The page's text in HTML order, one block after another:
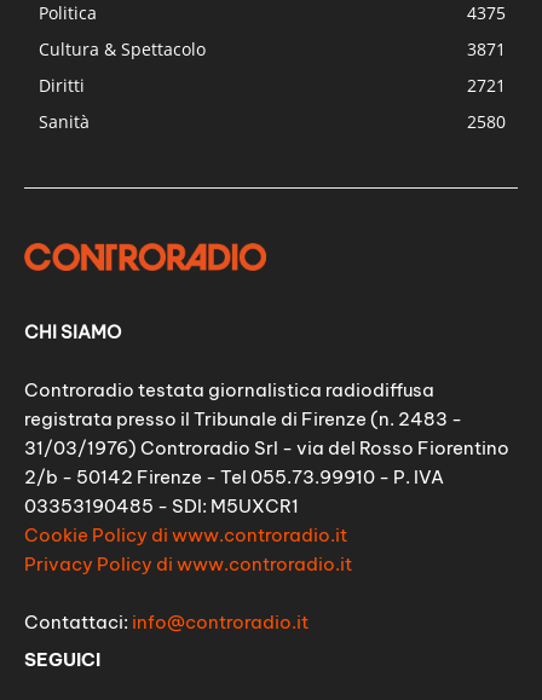
Politica
4375
Cultura & Spettacolo
3871
Diritti
2721
Sanità
2580
CHI SIAMO
Controradio testata giornalistica radiodiffusa
registrata presso il Tribunale di Firenze (n. 2483 -
31/03/1976) Controradio Srl - via del Rosso Fiorentino
2/b - 50142 Firenze - Tel 055.73.99910 - P. IVA
03353190485 - SDI: M5UXCR1
Cookie Policy di www.controradio.it
Privacy Policy di www.controradio.it
Contattaci: info@controradio.it
SEGUICI